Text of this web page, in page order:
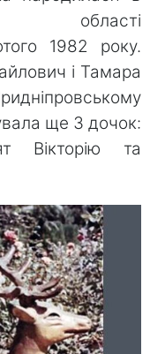
області
1982 року.
і Тамара
ще 3 дочок:
Вікторію та